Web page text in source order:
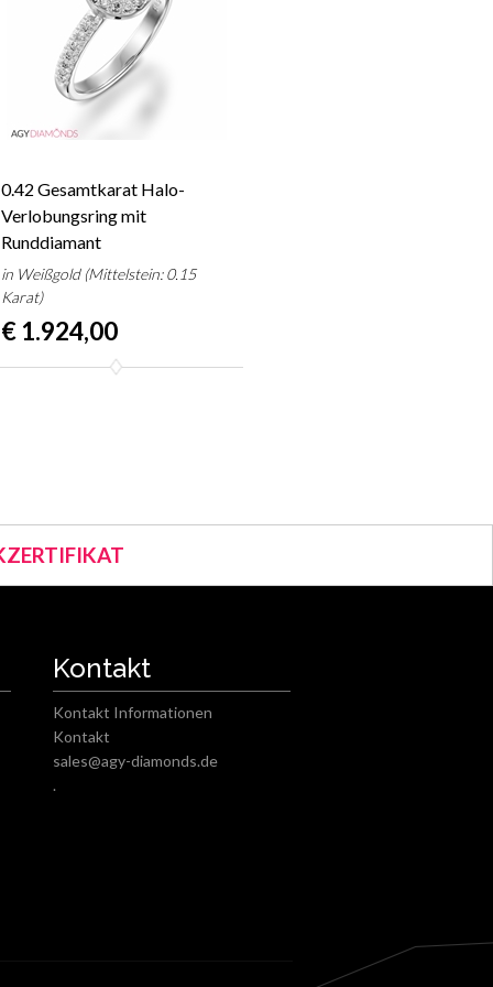
0.42 Gesamtkarat Halo-
Verlobungsring mit
Runddiamant
in Weißgold (Mittelstein: 0.15
Karat)
€ 1.924,00
Kontakt
Kontakt Informationen
Kontakt
sales@agy-diamonds.de
.